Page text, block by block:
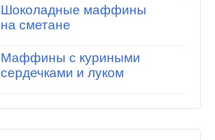
Шоколадные маффины
на сметане
Маффины с куриными
сердечками и луком